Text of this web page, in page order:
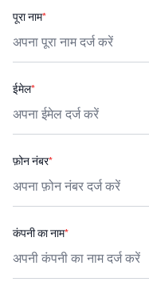
पूरा नाम*
ईमेल*
फ़ोन नंबर*
कंपनी का नाम*